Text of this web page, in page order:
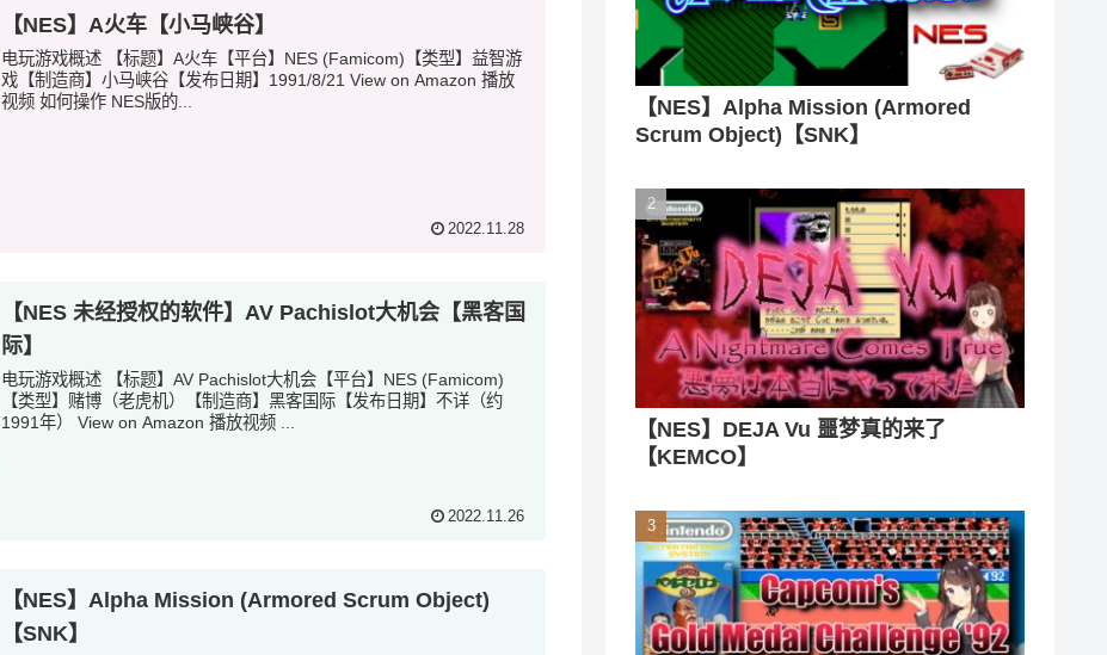
【NES】A火车【小马峡谷】
电玩游戏概述 【标题】A火车【平台】NES (Famicom)【类型】益智游
戏【制造商】小马峡谷【发布日期】1991/8/21 View on Amazon 播放
视频 如何操作 NES版的...
2022.11.28
【NES 未经授权的软件】AV Pachislot大机会【黑客国
际】
电玩游戏概述 【标题】AV Pachislot大机会【平台】NES (Famicom)
【类型】赌博（老虎机）【制造商】黑客国际【发布日期】不详（约
1991年） View on Amazon 播放视频 ...
2022.11.26
【NES】Alpha Mission (Armored Scrum Object)
【SNK】
【NES】Alpha Mission (Armored
Scrum Object)【SNK】
【NES】DEJA Vu 噩梦真的来了
【KEMCO】